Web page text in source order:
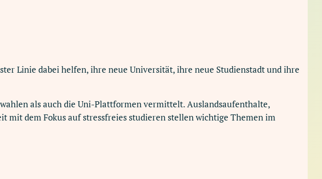
Linie dabei helfen, ihre neue Universität, ihre neue Studienstadt und ihre
als auch die Uni-Plattformen vermittelt. Auslandsaufenthalte,
mit dem Fokus auf stressfreies studieren stellen wichtige Themen im